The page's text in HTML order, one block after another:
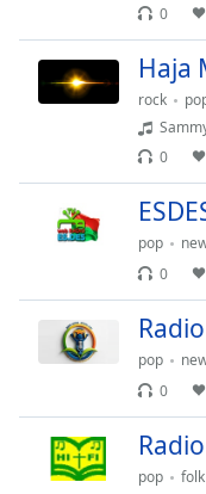
Beginning
dialog
will
the
window.
Opacity
0
Haja
rock
0
pop
0
pop
0
pop folk